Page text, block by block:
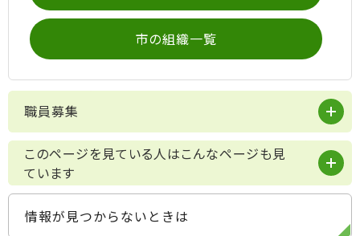
市の組織一覧
職員募集
このページを見ている人はこんなページも見
ています
情報が見つからないときは